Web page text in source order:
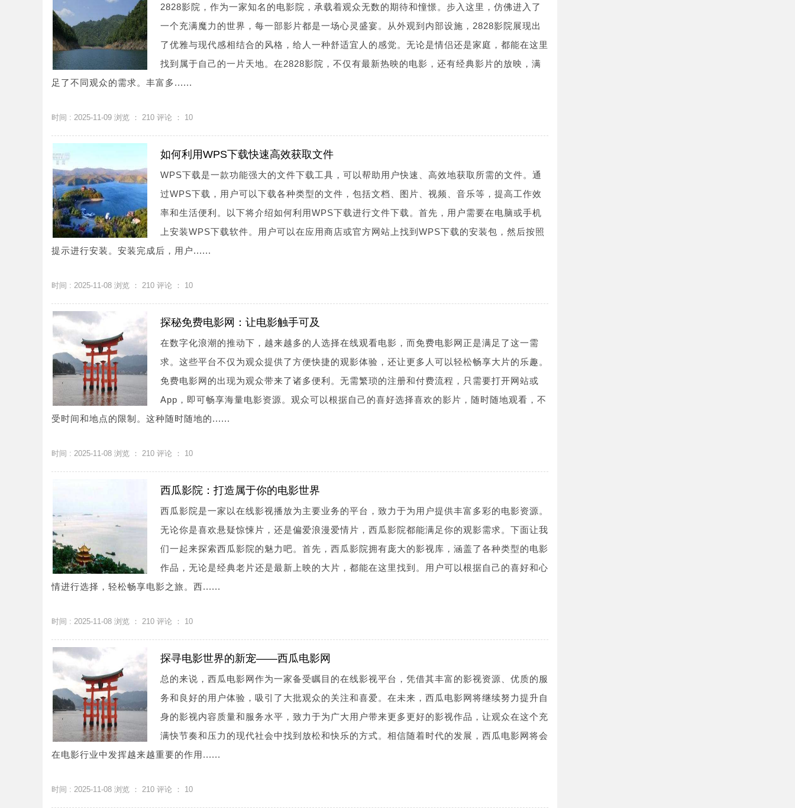
2828影院，作为一家知名的电影院，承载着观众无数的期待和憧憬。步入这里，仿佛进入了
一个充满魔力的世界，每一部影片都是一场心灵盛宴。从外观到内部设施，2828影院展现出
了优雅与现代感相结合的风格，给人一种舒适宜人的感觉。无论是情侣还是家庭，都能在这里
找到属于自己的一片天地。在2828影院，不仅有最新热映的电影，还有经典影片的放映，满
足了不同观众的需求。丰富多......
时间 : 2025-11-09 浏览 ： 210 评论 ： 10
如何利用WPS下载快速高效获取文件
WPS下载是一款功能强大的文件下载工具，可以帮助用户快速、高效地获取所需的文件。通
过WPS下载，用户可以下载各种类型的文件，包括文档、图片、视频、音乐等，提高工作效
率和生活便利。以下将介绍如何利用WPS下载进行文件下载。首先，用户需要在电脑或手机
上安装WPS下载软件。用户可以在应用商店或官方网站上找到WPS下载的安装包，然后按照
提示进行安装。安装完成后，用户......
时间 : 2025-11-08 浏览 ： 210 评论 ： 10
探秘免费电影网：让电影触手可及
在数字化浪潮的推动下，越来越多的人选择在线观看电影，而免费电影网正是满足了这一需
求。这些平台不仅为观众提供了方便快捷的观影体验，还让更多人可以轻松畅享大片的乐趣。
免费电影网的出现为观众带来了诸多便利。无需繁琐的注册和付费流程，只需要打开网站或
App，即可畅享海量电影资源。观众可以根据自己的喜好选择喜欢的影片，随时随地观看，不
受时间和地点的限制。这种随时随地的......
时间 : 2025-11-08 浏览 ： 210 评论 ： 10
西瓜影院：打造属于你的电影世界
西瓜影院是一家以在线影视播放为主要业务的平台，致力于为用户提供丰富多彩的电影资源。
无论你是喜欢悬疑惊悚片，还是偏爱浪漫爱情片，西瓜影院都能满足你的观影需求。下面让我
们一起来探索西瓜影院的魅力吧。首先，西瓜影院拥有庞大的影视库，涵盖了各种类型的电影
作品，无论是经典老片还是最新上映的大片，都能在这里找到。用户可以根据自己的喜好和心
情进行选择，轻松畅享电影之旅。西......
时间 : 2025-11-08 浏览 ： 210 评论 ： 10
探寻电影世界的新宠——西瓜电影网
总的来说，西瓜电影网作为一家备受瞩目的在线影视平台，凭借其丰富的影视资源、优质的服
务和良好的用户体验，吸引了大批观众的关注和喜爱。在未来，西瓜电影网将继续努力提升自
身的影视内容质量和服务水平，致力于为广大用户带来更多更好的影视作品，让观众在这个充
满快节奏和压力的现代社会中找到放松和快乐的方式。相信随着时代的发展，西瓜电影网将会
在电影行业中发挥越来越重要的作用......
时间 : 2025-11-08 浏览 ： 210 评论 ： 10